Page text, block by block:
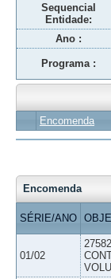
Sequencial
Entidade:
Ano :
Programa :
Encomenda
Encomenda
SÉRIE/ANO
01/02